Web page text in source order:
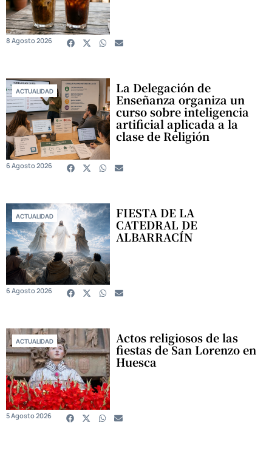
8 Agosto 2026
ACTUALIDAD La Delegación de
Enseñanza organiza un
curso sobre inteligencia
artificial aplicada a la
clase de Religión
6 Agosto 2026
ACTUALIDAD FIESTA DE LA
CATEDRAL DE
ALBARRACÍN
6 Agosto 2026
ACTUALIDAD Actos religiosos de las
fiestas de San Lorenzo en
Huesca
5 Agosto 2026